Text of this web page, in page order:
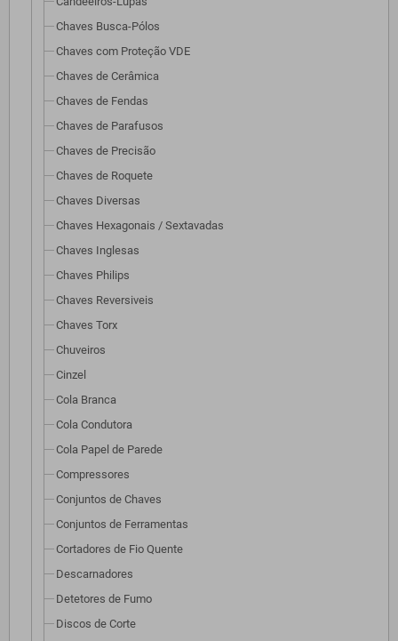
Chaves Busca-Pólos
Chaves com Proteção VDE
Chaves de Cerâmica
Chaves de Fendas
Chaves de Parafusos
Chaves de Precisão
Chaves de Roquete
Chaves Diversas
Chaves Hexagonais / Sextavadas
Chaves Inglesas
Chaves Philips
Chaves Reversiveis
Chaves Torx
Chuveiros
Cinzel
Cola Branca
Cola Condutora
Cola Papel de Parede
Compressores
Conjuntos de Chaves
Conjuntos de Ferramentas
Cortadores de Fio Quente
Descarnadores
Detetores de Fumo
Discos de Corte